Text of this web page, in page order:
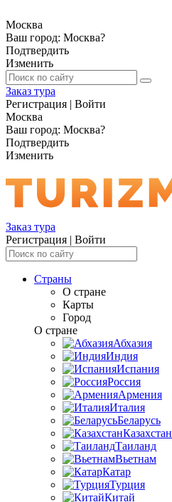
Москва
Ваш город: Москва?
Подтвердить
Изменить
Заказ тура
Регистрация | Войти
Москва
Ваш город: Москва?
Подтвердить
Изменить
Заказ тура
Регистрация | Войти
Страны
О стране
Карты
Город
О стране
Абхазия
Индия
Испания
Россия
Армения
Италия
Беларусь
Казахстан
Таиланд
Вьетнам
Катар
Турция
Китай